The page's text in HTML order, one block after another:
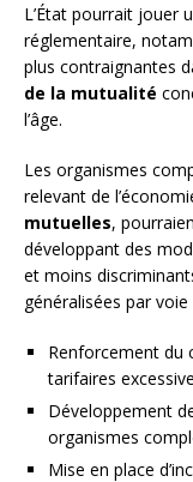
L’État pourrait jouer
réglementaire,
plus contraignantes
de la mutualité
l’âge.
Les organismes
relevant de
mutuelles,
développant des
et moins
généralisées par
Renforcement du
tarifaires
Développement
organismes
Mise en place